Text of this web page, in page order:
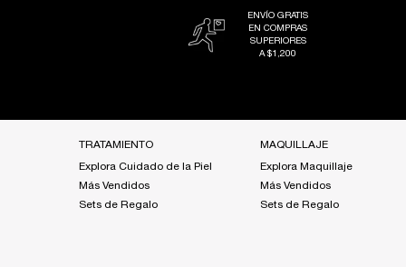
ENVÍO GRATIS
EN COMPRAS
SUPERIORES
A $1,200
TRATAMIENTO
Explora Cuidado de la Piel
Más Vendidos
Sets de Regalo
MAQUILLAJE
Explora Maquillaje
Más Vendidos
Sets de Regalo